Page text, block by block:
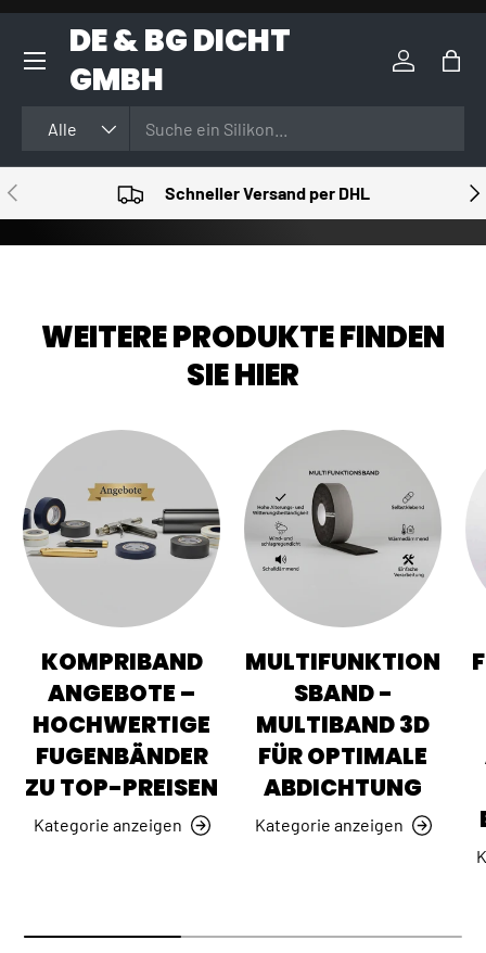
DIREKT ZUM INHALT
DE & BG DICHT
GMBH
Alle
Einloggen
VORHERIGE Schneller Versand per DHL
WEITERE PRODUKTE FINDEN
SIE HIER
KOMPRIBAND
ANGEBOTE –
HOCHWERTIGE
FUGENBÄNDER
ZU TOP-PREISEN
Kategorie anzeigen
MULTIFUNKTION
SBAND -
MULTIBAND 3D
FÜR OPTIMALE
ABDICHTUNG
Kategorie anzeigen